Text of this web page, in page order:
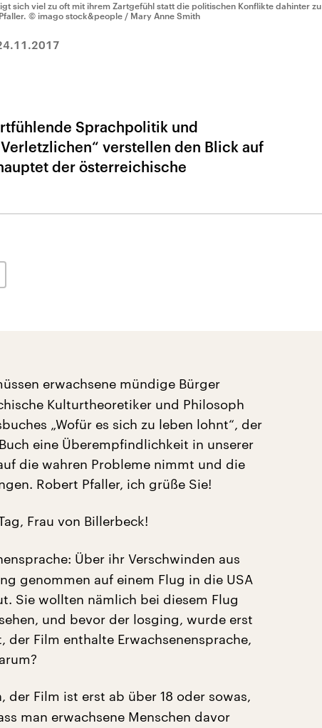
sich viel zu oft mit ihrem Zartgefühl statt die politischen Konflikte dahinter zu
© imago stock&people / Mary Anne Smith
Sprachpolitik und
verstellen den Blick auf
der österreichische
erwachsene mündige Bürger
Kulturtheoretiker und Philosoph
„Wofür es sich zu leben lohnt“, der
eine Überempfindlichkeit in unserer
die wahren Probleme nimmt und die
Robert Pfaller, ich grüße Sie!
Frau von Billerbeck!
Über ihr Verschwinden aus
genommen auf einem Flug in die USA
Sie wollten nämlich bei diesem Flug
und bevor der losging, wurde erst
der Film enthalte Erwachsenensprache,
der Film ist erst ab über 18 oder sowas,
man erwachsene Menschen davor